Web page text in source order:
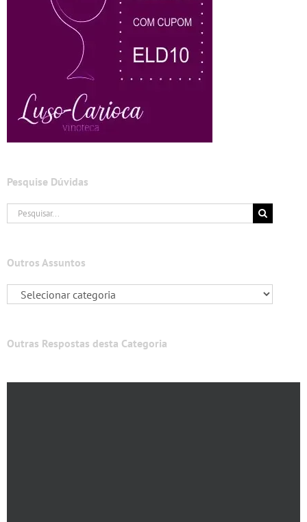
Pesquise Dúvidas
Buscar
resultados
Outros Assuntos
Outras Respostas desta Categoria